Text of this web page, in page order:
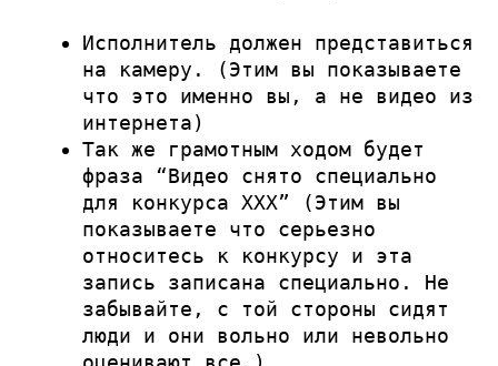
Исполнитель должен представиться
на камеру. (Этим вы показываете
что это именно вы, а не видео из
интернета)
Так же грамотным ходом будет
фраза “Видео снято специально
для конкурса ХХХ” (Этим вы
показываете что серьезно
относитесь к конкурсу и эта
запись записана специально. Не
забывайте, с той стороны сидят
люди и они вольно или невольно